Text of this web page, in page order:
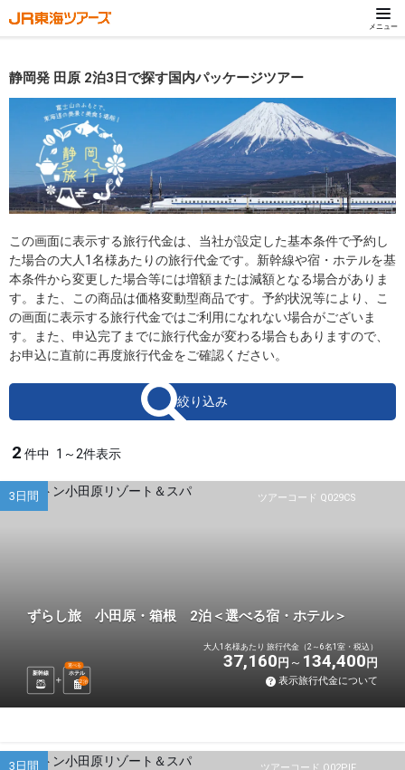
メニュー
静岡発 田原 2泊3日で探す国内パッケージツアー
この画面に表示する旅行代金は、当社が設定した基本条件で予約し
た場合の大人1名様あたりの旅行代金です。新幹線や宿・ホテルを基
本条件から変更した場合等には増額または減額となる場合がありま
す。また、この商品は価格変動型商品です。予約状況等により、こ
の画面に表示する旅行代金ではご利用になれない場合がございま
す。また、申込完了までに旅行代金が変わる場合もありますので、
お申込に直前に再度旅行代金をご確認ください。
絞り込み
2 件中 1～2件表示
ツアーコード Q029CS
3日間
ずらし旅 小田原・箱根 2泊＜選べる宿・ホテル＞
新幹線 ホテル
選べる
2泊
大人1名様あたり 旅行代金（2～6名1室・税込）
37,160 円 134,400 円
表示旅行代金について
3日間